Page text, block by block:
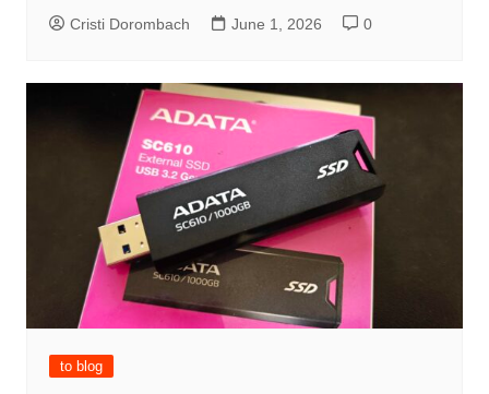
Cristi Dorombach June 1, 2026 0
to blog